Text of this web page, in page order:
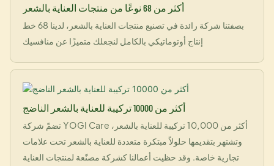
أكثر من 68 نوعًا من منتجات العناية بالشعر
بصفتنا شركة رائدة في تصنيع منتجات العناية بالشعر، لدينا 68 خط
إنتاج أوتوماتيكي بالكامل لنجعلك متميزًا عن منافسيك
أكثر من 10000 تركيبة للعناية بالشعر الناضج
تضمّ شركة YOGI Care أكثر من 10,000 تركيبة للعناية بالشعر،
وتشتهر بتقديمها حلولاً مبتكرة متعددة للعناية بالشعر تحت علامات
تجارية خاصة. وقد حظيت أعمالنا كشركة مصنّعة لمنتجات العناية